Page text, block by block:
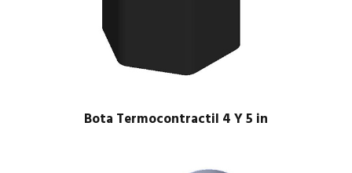
Bota Termocontractil 4 Y 5 in